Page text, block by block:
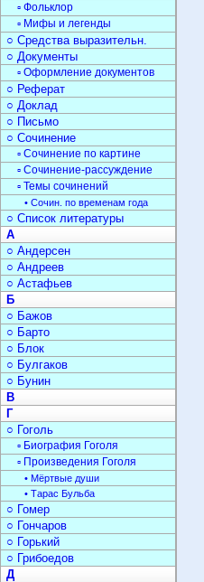
▫ Фольклор
▫ Мифы и легенды
○ Средства выразительн.
○ Документы
▫ Оформление документов
○ Реферат
○ Доклад
○ Письмо
○ Сочинение
▫ Сочинение по картине
▫ Сочинение-рассуждение
▫ Темы сочинений
• Сочин. по временам года
○ Список литературы
А
○ Андерсен
○ Андреев
○ Астафьев
Б
○ Бажов
○ Барто
○ Блок
○ Булгаков
○ Бунин
В
Г
○ Гоголь
▫ Биография Гоголя
▫ Произведения Гоголя
• Мёртвые души
• Тарас Бульба
○ Гомер
○ Гончаров
○ Горький
○ Грибоедов
Д